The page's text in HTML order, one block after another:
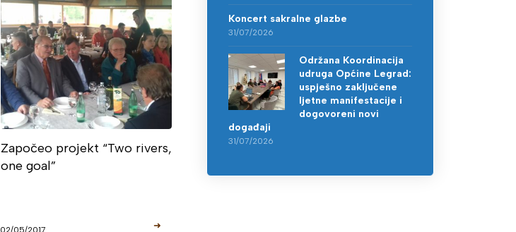
Započeo projekt “Two rivers,
one goal”
02/05/2017 ➜
Koncert sakralne glazbe
31/07/2026
Održana Koordinacija
udruga Općine Legrad:
uspješno zaključene
ljetne manifestacije i
dogovoreni novi
događaji
31/07/2026